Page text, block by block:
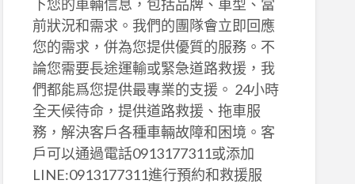
下您的車輛信息，包括品牌、車型、當
前狀況和需求。我們的團隊會立即回應
您的需求，併為您提供優質的服務。不
論您需要長途運輸或緊急道路救援，我
們都能爲您提供最專業的支援。 24小時
全天候待命，提供道路救援、拖車服
務，解決客戶各種車輛故障和困境。客
戶可以通過電話0913177311或添加
LINE:0913177311進行預約和救援服